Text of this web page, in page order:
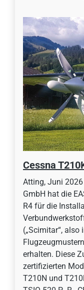
Cessna
Atting, Juni
GmbH hat die
R4 für die
(„Scimitar“,
erhalten. Diese
zertifizierten
T210N und